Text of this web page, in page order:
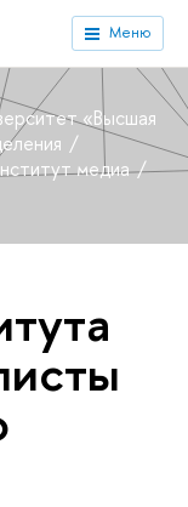
Меню
«Высшая
медиа